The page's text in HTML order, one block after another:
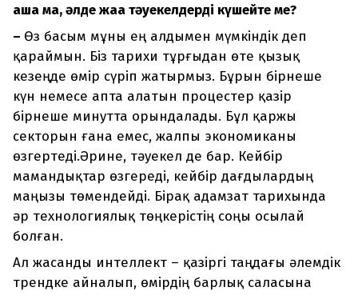
аша ма, әлде жаңа тәуекелдерді күшейте ме?
– Өз басым мұны ең алдымен мүмкіндік деп
қараймын. Біз тарихи тұрғыдан өте қызық
кезеңде өмір сүріп жатырмыз. Бұрын бірнеше
күн немесе апта алатын процестер қазір
бірнеше минутта орындалады. Бұл қаржы
секторын ғана емес, жалпы экономиканы
өзгертеді.Әрине, тәуекел де бар. Кейбір
мамандықтар өзгереді, кейбір дағдылардың
маңызы төмендейді. Бірақ адамзат тарихында
әр технологиялық төңкерістің соңы осылай
болған.
Ал жасанды интеллект – қазіргі таңдағы әлемдік
трендке айналып, өмірдің барлық саласына